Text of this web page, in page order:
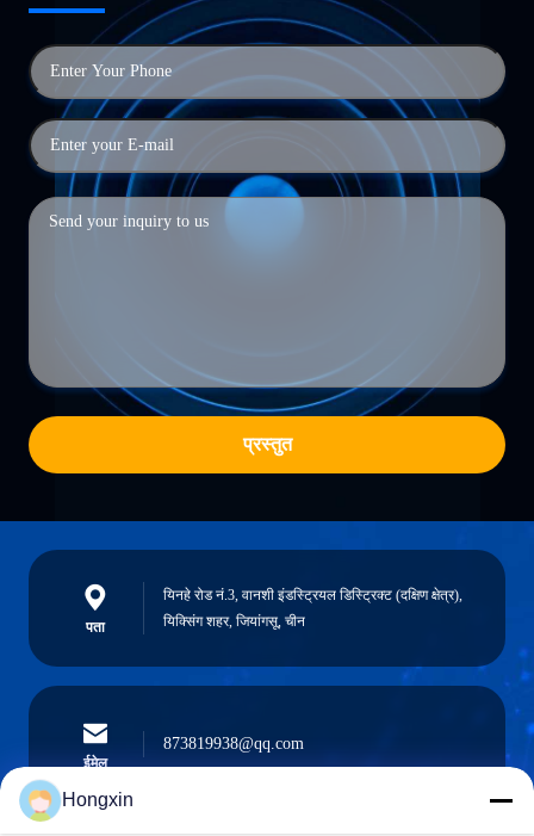
प्रस्तुत
पता
यिनहे रोड नं.3, वानशी इंडस्ट्रियल डिस्ट्रिक्ट (दक्षिण क्षेत्र),
यिक्सिंग शहर, जियांगसू, चीन
ईमेल
873819938@qq.com
Hongxin